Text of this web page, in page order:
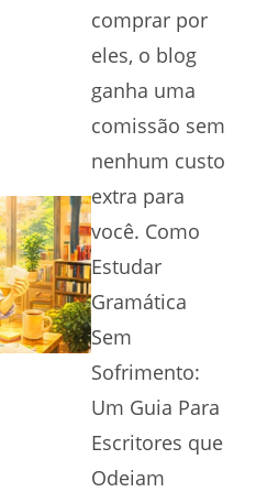
comprar por
eles, o blog
ganha uma
comissão sem
nenhum custo
extra para
você. Como
Estudar
Gramática
Sem
Sofrimento:
Um Guia Para
Escritores que
Odeiam